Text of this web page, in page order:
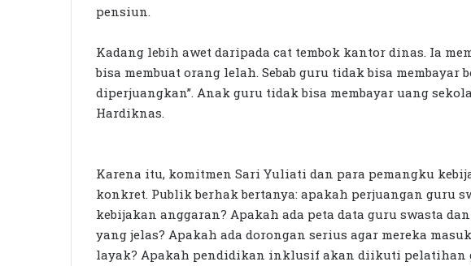
pensiun.
Kadang lebih awet daripada cat tembok kantor dinas. Ia
bisa membuat orang lelah. Sebab guru tidak bisa membayar
diperjuangkan”. Anak guru tidak bisa membayar uang
Hardiknas.
Karena itu, komitmen Sari Yuliati dan para pemangku
konkret. Publik berhak bertanya: apakah perjuangan guru
kebijakan anggaran? Apakah ada peta data guru swasta
yang jelas? Apakah ada dorongan serius agar mereka
layak? Apakah pendidikan inklusif akan diikuti pelatihan